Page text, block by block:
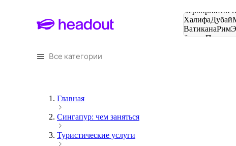
мероприятий
ХалифаДубай
ВатиканаРим
башняПариж
Все категории
Главная
Сингапур: чем заняться
Туристические услуги